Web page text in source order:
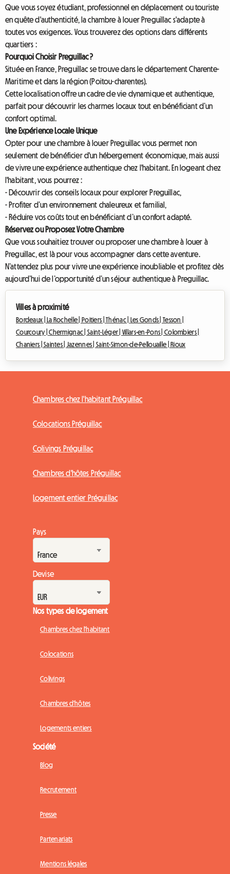
Que vous soyez étudiant, professionnel en déplacement ou touriste
en quête d'authenticité, la chambre à louer Preguillac s'adapte à
toutes vos exigences. Vous trouverez des options dans différents
quartiers :
Pourquoi Choisir Preguillac ?
Située en France, Preguillac se trouve dans le département Charente-
Maritime et dans la région (Poitou-charentes).
Cette localisation offre un cadre de vie dynamique et authentique,
parfait pour découvrir les charmes locaux tout en bénéficiant d’un
confort optimal.
Une Expérience Locale Unique
Opter pour une chambre à louer Preguillac vous permet non
seulement de bénéficier d'un hébergement économique, mais aussi
de vivre une expérience authentique chez l'habitant. En logeant chez
l'habitant, vous pourrez :
- Découvrir des conseils locaux pour explorer Preguillac,
- Profiter d’un environnement chaleureux et familial,
- Réduire vos coûts tout en bénéficiant d’un confort adapté.
Réservez ou Proposez Votre Chambre
Que vous souhaitiez trouver ou proposer une chambre à louer à
Preguillac, est là pour vous accompagner dans cette aventure.
N’attendez plus pour vivre une expérience inoubliable et profitez dès
aujourd’hui de l’opportunité d’un séjour authentique à Preguillac.
Villes à proximité
Bordeaux |La Rochelle |Poitiers |Thénac | Les Gonds |Tesson |
Courcoury |Chermignac |Saint-Léger | Villars-en-Pons | Colombiers |
Chaniers |Saintes | Jazennes | Saint-Simon-de-Pellouaille |Rioux
Chambres chez l'habitant Préguillac
Colocations Préguillac
Colivings Préguillac
Chambres d'hôtes Préguillac
Logement entier Préguillac
Pays
Devise
Nos types de logement
Chambres chez l'habitant
Colocations
Colivings
Chambres d'hôtes
Logements entiers
Société
Blog
Recrutement
Presse
Partenariats
Mentions légales